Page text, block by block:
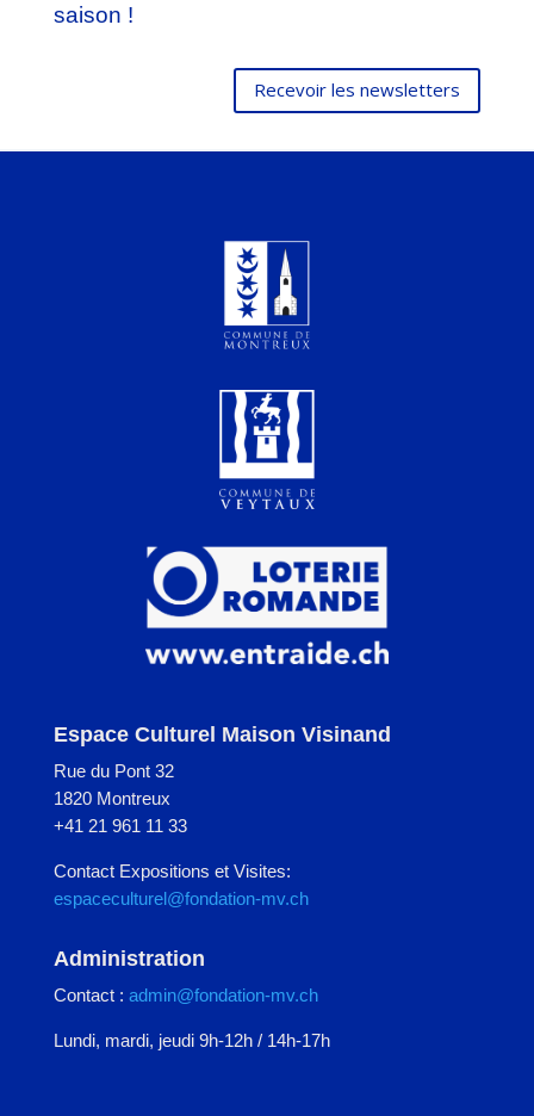
saison !
Recevoir les newsletters
Espace Culturel Maison Visinand
Rue du Pont 32
1820 Montreux
+41 21 961 11 33
Contact Expositions et Visites:
espaceculturel@fondation-mv.ch
Administration
Contact : admin@fondation-mv.ch
Lundi, mardi, jeudi 9h-12h / 14h-17h